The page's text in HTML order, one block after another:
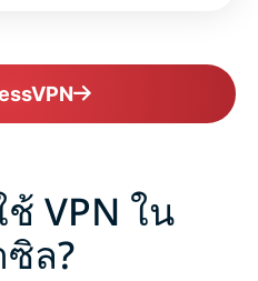
ช้ VPN ใน
ล?